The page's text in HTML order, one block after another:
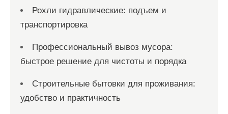
Рохли гидравлические: подъем и
транспортировка
Профессиональный вывоз мусора:
быстрое решение для чистоты и порядка
Строительные бытовки для проживания:
удобство и практичность